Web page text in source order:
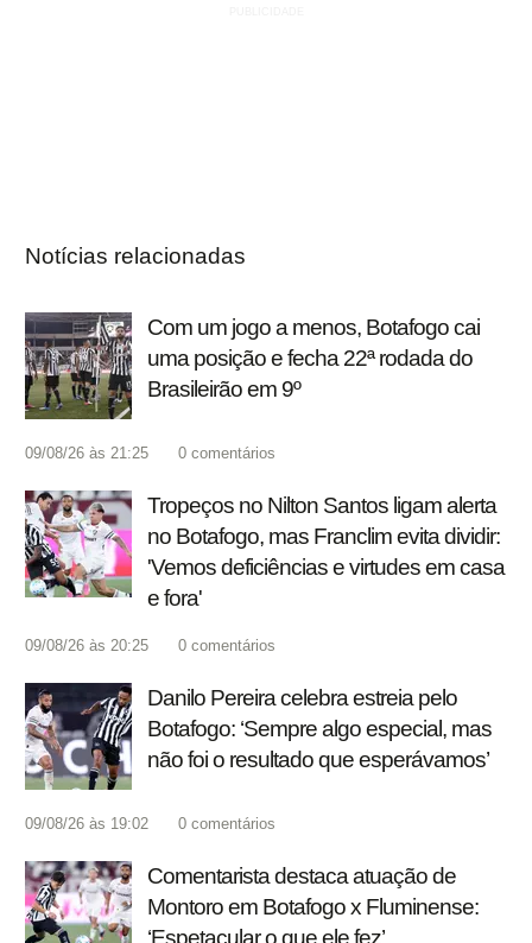
Notícias relacionadas
Com um jogo a menos, Botafogo cai
uma posição e fecha 22ª rodada do
Brasileirão em 9º
09/08/26 às 21:25 0 comentários
Tropeços no Nilton Santos ligam alerta
no Botafogo, mas Franclim evita dividir:
'Vemos deficiências e virtudes em casa
e fora'
09/08/26 às 20:25 0 comentários
Danilo Pereira celebra estreia pelo
Botafogo: ‘Sempre algo especial, mas
não foi o resultado que esperávamos’
09/08/26 às 19:02 0 comentários
Comentarista destaca atuação de
Montoro em Botafogo x Fluminense: